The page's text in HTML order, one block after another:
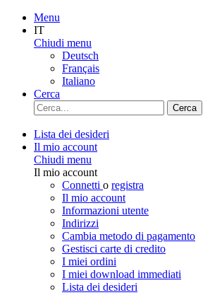
Menu
IT
Chiudi menu
Deutsch
Français
Italiano
Cerca
Cerca
Lista dei desideri
Il mio account
Chiudi menu
Il mio account
Connetti o registra
Il mio account
Informazioni utente
Indirizzi
Cambia metodo di pagamento
Gestisci carte di credito
I miei ordini
I miei download immediati
Lista dei desideri